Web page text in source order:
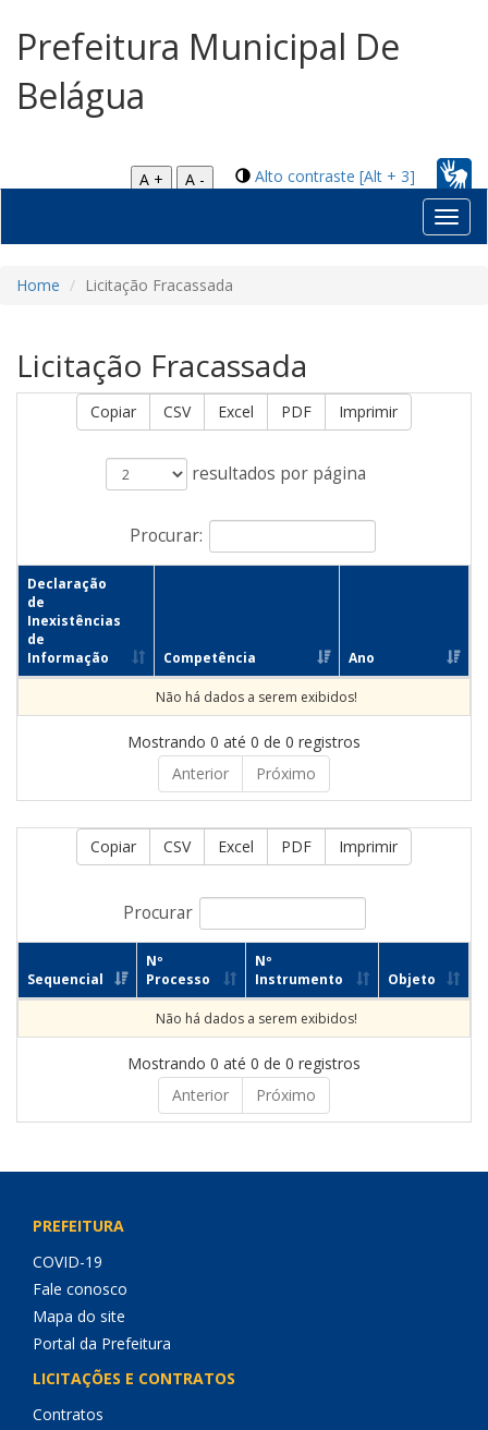
Prefeitura Municipal De
Belágua
Alto contraste [Alt + 3]
A +
A -
Home Licitação Fracassada
Licitação Fracassada
Copiar CSV Excel PDF Imprimir
resultados por página
Procurar:
Declaração
de
Inexistências
de
Informação
Competência Ano
Não há dados a serem exibidos!
Mostrando 0 até 0 de 0 registros
Anterior
Próximo
Copiar CSV Excel PDF Imprimir
Procurar
Sequencial
Nº
Processo
Nº
Instrumento
Objeto
Não há dados a serem exibidos!
Mostrando 0 até 0 de 0 registros
Anterior
Próximo
PREFEITURA
COVID-19
Fale conosco
Mapa do site
Portal da Prefeitura
LICITAÇÕES E CONTRATOS
Contratos